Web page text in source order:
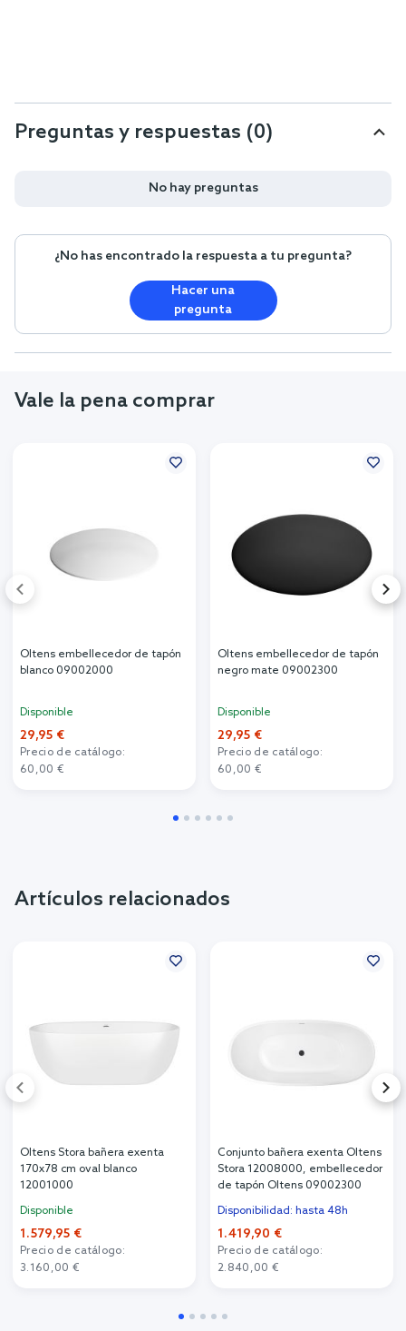
Preguntas y respuestas (0)
No hay preguntas
¿No has encontrado la respuesta a tu pregunta?
Hacer una
pregunta
Vale la pena comprar
Oltens embellecedor de tapón
blanco 09002000
Disponible
29,95 €
Precio de catálogo:
60,00 €
Oltens embellecedor de tapón
negro mate 09002300
Disponible
29,95 €
Precio de catálogo:
60,00 €
Artículos relacionados
Oltens Stora bañera exenta
170x78 cm oval blanco
12001000
Disponible
1.579,95 €
Precio de catálogo:
3.160,00 €
Conjunto bañera exenta Oltens
Stora 12008000, embellecedor
de tapón Oltens 09002300
Disponibilidad: hasta 48h
1.419,90 €
Precio de catálogo:
2.840,00 €